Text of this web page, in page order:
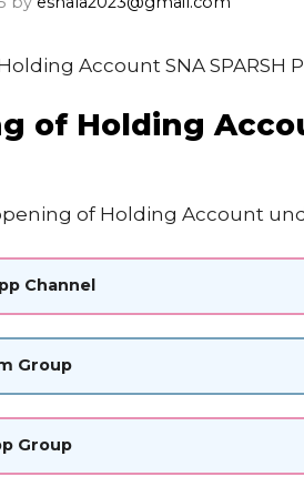
Account SNA SPARSH
of Holding
of Holding Account
Channel
Group
Group